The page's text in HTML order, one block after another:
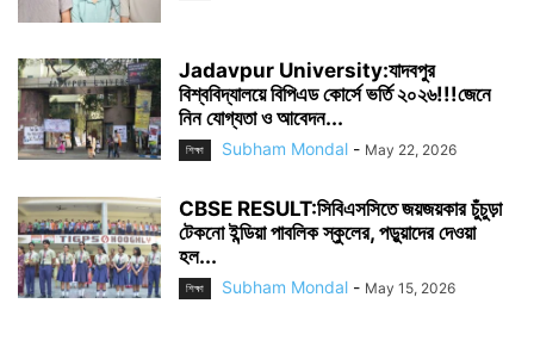
Jadavpur University:যাদবপুর
বিশ্ববিদ্যালয়ে বিপিএড কোর্সে ভর্তি ২০২৬!!!জেনে
নিন যোগ্যতা ও আবেদন...
শিক্ষা Subham Mondal - May 22, 2026
CBSE RESULT:সিবিএসসিতে জয়জয়কার চুঁচুড়া
টেকনো ইন্ডিয়া পাবলিক স্কুলের, পড়ুয়াদের দেওয়া
হল...
শিক্ষা Subham Mondal - May 15, 2026